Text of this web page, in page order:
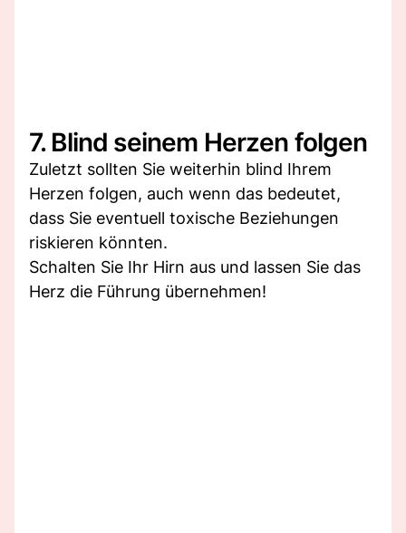
7. Blind seinem Herzen folgen
Zuletzt sollten Sie weiterhin blind Ihrem
Herzen folgen, auch wenn das bedeutet,
dass Sie eventuell toxische Beziehungen
riskieren könnten.
Schalten Sie Ihr Hirn aus und lassen Sie das
Herz die Führung übernehmen!